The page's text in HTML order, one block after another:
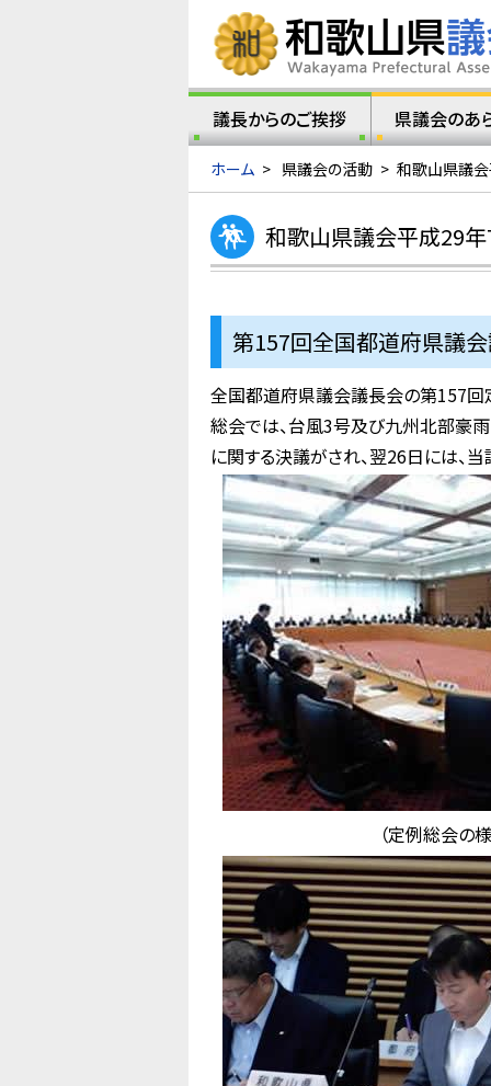
議長からのご挨拶 県議会のあ
ホーム > 県議会の活動 > 和歌山県議
和歌山県議会平成29
第157回全国都道府県議会
全国都道府県議会議長会の第157回
総会では、台風3号及び九州北部豪
に関する決議がされ、翌26日には、
（定例総会の